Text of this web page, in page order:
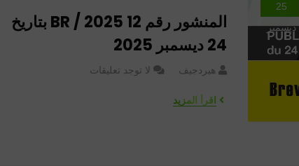
25
ديسمبر
المنشور رقم 12 BR / 2025 بتاريخ
24 ديسمبر 2025
هيردجيف لا توجد تعليقات
اقرأ المزيد